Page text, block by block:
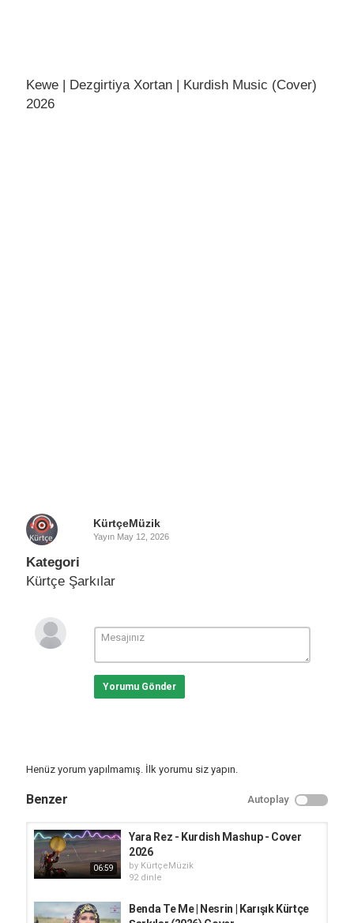
Kewe | Dezgirtiya Xortan | Kurdish Music (Cover)
2026
KürtçeMüzik
Yayın May 12, 2026
Kategori
Kürtçe Şarkılar
Yorumu Gönder
Henüz yorum yapılmamış. İlk yorumu siz yapın.
Benzer Autoplay
06:59
Yara Rez - Kurdish Mashup - Cover
2026
by KürtçeMüzik
92 dinle
Benda Te Me | Nesrin | Karışık Kürtçe